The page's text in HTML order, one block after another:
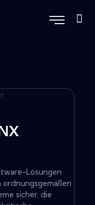
Lösungen
sicher, die